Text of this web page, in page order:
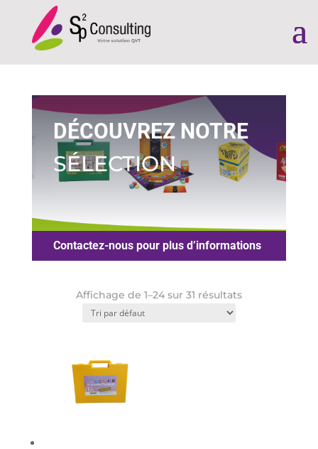
DÉCOUVREZ NOTRE
SÉLECTION
Contactez-nous pour plus d’informations
Affichage de 1–24 sur 31 résultats